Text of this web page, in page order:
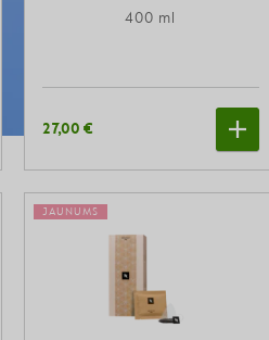
400 ml
27,00 €
JAUNUMS